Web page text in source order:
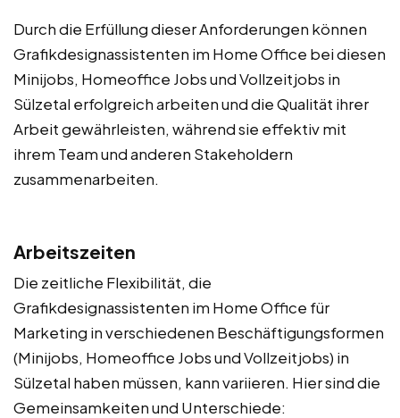
Durch die Erfüllung dieser Anforderungen können
Grafikdesignassistenten im Home Office bei diesen
Minijobs, Homeoffice Jobs und Vollzeitjobs in
Sülzetal erfolgreich arbeiten und die Qualität ihrer
Arbeit gewährleisten, während sie effektiv mit
ihrem Team und anderen Stakeholdern
zusammenarbeiten.
Arbeitszeiten
Die zeitliche Flexibilität, die
Grafikdesignassistenten im Home Office für
Marketing in verschiedenen Beschäftigungsformen
(Minijobs, Homeoffice Jobs und Vollzeitjobs) in
Sülzetal haben müssen, kann variieren. Hier sind die
Gemeinsamkeiten und Unterschiede: